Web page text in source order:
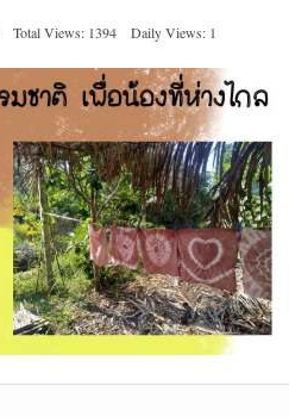
Total Views: 1394
Daily Views: 1